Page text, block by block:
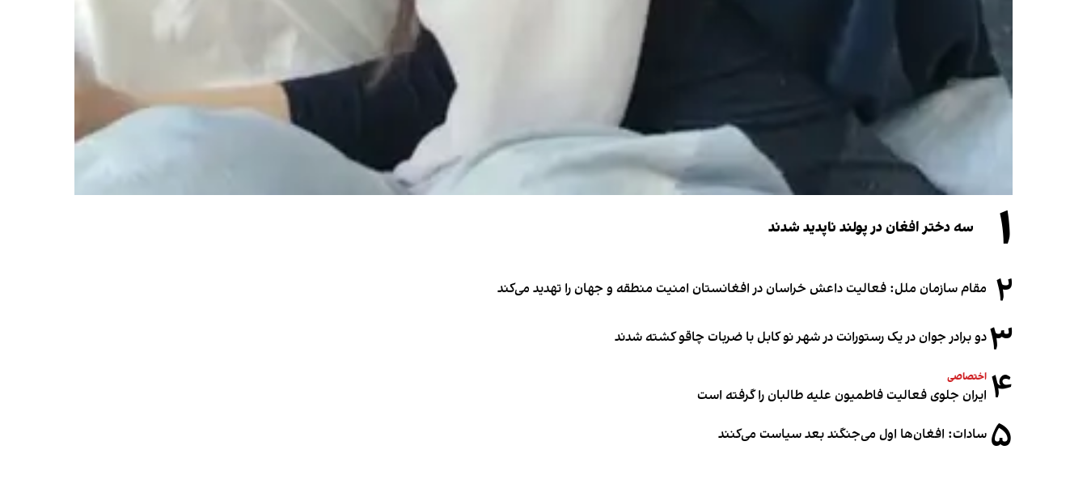
۱ سه دختر افغان در پولند ناپدید شدند
۲ مقام سازمان ملل: فعالیت داعش خراسان در افغانستان امنیت منطقه و جهان را تهدید می‌کند
۳دو برادر جوان در یک رستورانت در شهر نو کابل با ضربات چاقو کشته شدند
۴ اختصاصی
ایران جلوی فعالیت فاطمیون علیه طالبان را گرفته است
۵ سادات: افغان‌ها اول می‌جنگند بعد سیاست می‌کنند